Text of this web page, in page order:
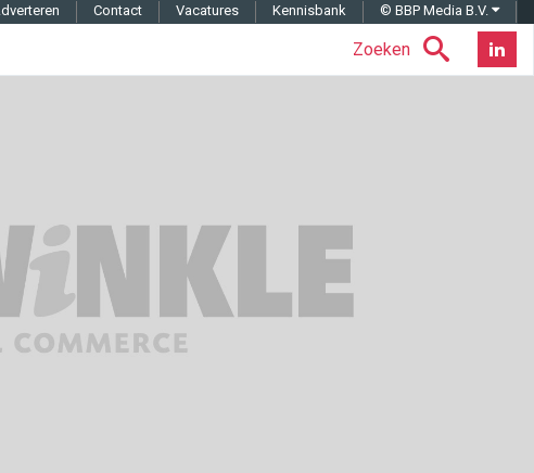
Zoeken
Contact Vacatures Kennisbank © BBP Media B.V.